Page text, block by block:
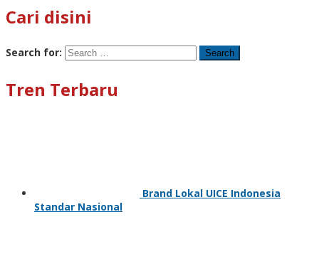
Cari disini
Search for:
Tren Terbaru
Brand Lokal UICE Indonesia
Standar Nasional